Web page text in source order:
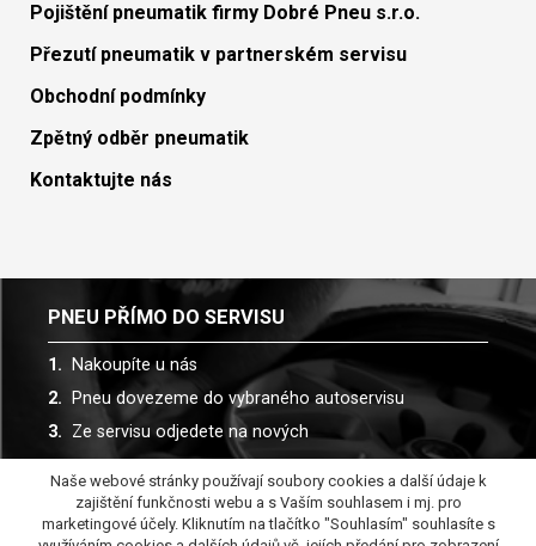
Pojištění pneumatik firmy Dobré Pneu s.r.o.
Přezutí pneumatik v partnerském servisu
Obchodní podmínky
Zpětný odběr pneumatik
Kontaktujte nás
PNEU PŘÍMO DO SERVISU
Nakoupíte u nás
Pneu dovezeme do vybraného autoservisu
Ze servisu odjedete na nových
Spolupracujeme s více než 30 autoservisy
Naše webové stránky používají soubory cookies a další údaje k
zajištění funkčnosti webu a s Vaším souhlasem i mj. pro
marketingové účely. Kliknutím na tlačítko "Souhlasím" souhlasíte s